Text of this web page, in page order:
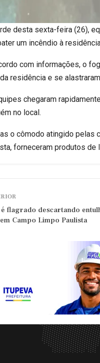
desta sexta-feira (26),
um incêndio à
com informações, o
residência e se
chegaram
no local.
o cômodo atingido pelas
forneceram produtos
flagrado descartando
Campo Limpo Paulista